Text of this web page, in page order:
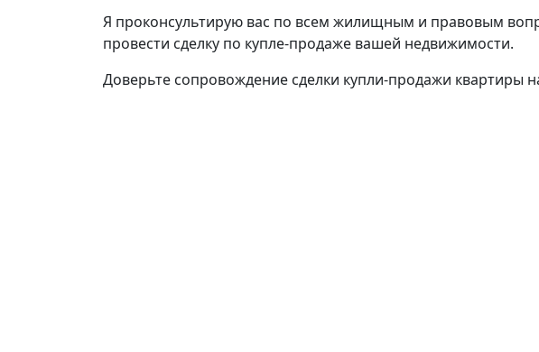
Я проконсультирую вас по всем жилищным и правовым
провести сделку по купле-продаже вашей недвижимости.
Доверьте сопровождение сделки купли-продажи квартиры